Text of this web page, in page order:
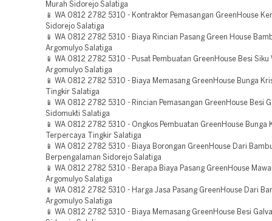
Murah Sidorejo Salatiga
📱 WA 0812 2782 5310 - Kontraktor Pemasangan GreenHouse
Sidorejo Salatiga
📱 WA 0812 2782 5310 - Biaya Rincian Pasang Green House
Argomulyo Salatiga
📱 WA 0812 2782 5310 - Pusat Pembuatan GreenHouse Besi Siku
Argomulyo Salatiga
📱 WA 0812 2782 5310 - Biaya Memasang GreenHouse Bunga
Tingkir Salatiga
📱 WA 0812 2782 5310 - Rincian Pemasangan GreenHouse Besi
Sidomukti Salatiga
📱 WA 0812 2782 5310 - Ongkos Pembuatan GreenHouse Bunga
Terpercaya Tingkir Salatiga
📱 WA 0812 2782 5310 - Biaya Borongan GreenHouse Dari
Berpengalaman Sidorejo Salatiga
📱 WA 0812 2782 5310 - Berapa Biaya Pasang GreenHouse
Argomulyo Salatiga
📱 WA 0812 2782 5310 - Harga Jasa Pasang GreenHouse Dari
Argomulyo Salatiga
📱 WA 0812 2782 5310 - Biaya Memasang GreenHouse Besi